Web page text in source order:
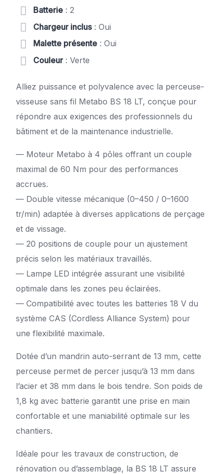
Batterie : 2
Chargeur inclus: Oui
Malette présente : Oui
Couleur: Verte
Alliez puissance et polyvalence avec la perceuse-
visseuse sans fil Metabo BS 18 LT, conçue pour
répondre aux exigences des professionnels du
bâtiment et de la maintenance industrielle.
— Moteur Metabo à 4 pôles offrant un couple
maximal de 60 Nm pour des performances
accrues.
— Double vitesse mécanique (0–450 / 0–1600
tr/min) adaptée à diverses applications de perçage
et de vissage.
— 20 positions de couple pour un ajustement
précis selon les matériaux travaillés.
— Lampe LED intégrée assurant une visibilité
optimale dans les zones peu éclairées.
— Compatibilité avec toutes les batteries 18 V du
système CAS (Cordless Alliance System) pour
une flexibilité maximale.
Dotée d’un mandrin auto-serrant de 13 mm, cette
perceuse permet de percer jusqu’à 13 mm dans
l’acier et 38 mm dans le bois tendre. Son poids de
1,8 kg avec batterie garantit une prise en main
confortable et une maniabilité optimale sur les
chantiers.
Idéale pour les travaux de construction, de
rénovation ou d’assemblage, la BS 18 LT assure